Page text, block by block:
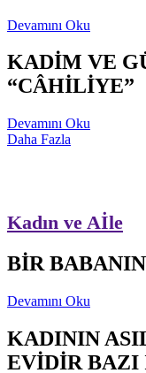
Devamını Oku
KADİM VE
“CÂHİLİYE”
Devamını Oku
Daha Fazla
Kadın ve Aİle
BİR
Devamını Oku
KADININ
EVİDİR BAZI